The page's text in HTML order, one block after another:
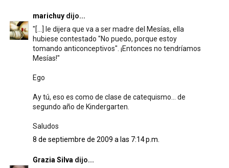
marichuydijo...
"[...] le dijera que va a ser madre del Mesías, ella
hubiese contestado "No puedo, porque estoy
tomando anticonceptivos". ¡Entonces no tendríamos
Mesías!"
Ego
Ay tú, eso es como de clase de catequismo... de
segundo año de Kindergarten.
Saludos
8 de septiembre de 2009 a las 7:14 p.m.
Grazia Silva dijo...